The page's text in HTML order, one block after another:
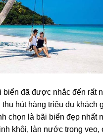
biển đã được nhắc đến rất
hút hàng triệu du khách
chọn là bãi biển đẹp nhất
khôi, làn nước trong veo,